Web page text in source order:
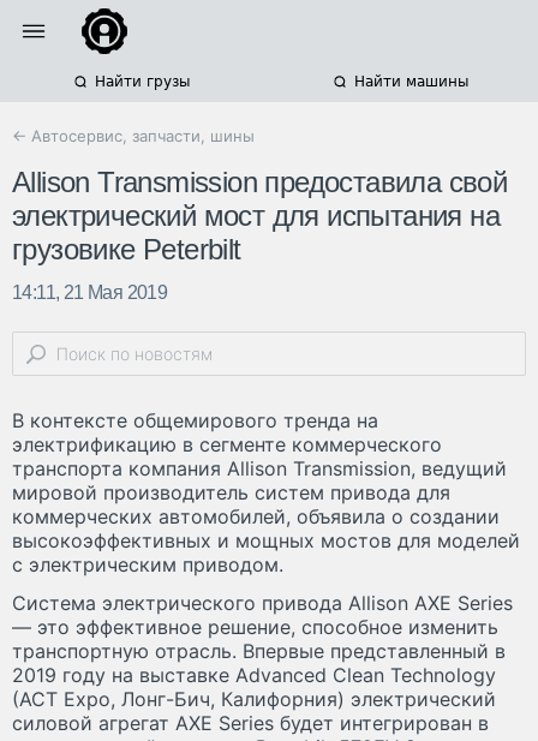
Найти грузы Найти машины
← Автосервис, запчасти, шины
Allison Transmission предоставила свой
электрический мост для испытания на
грузовике Peterbilt
14:11, 21 Мая 2019
В контексте общемирового тренда на
электрификацию в сегменте коммерческого
транспорта компания Allison Transmission, ведущий
мировой производитель систем привода для
коммерческих автомобилей, объявила о создании
высокоэффективных и мощных мостов для моделей
с электрическим приводом.
Система электрического привода Allison AXE Series
— это эффективное решение, способное изменить
транспортную отрасль. Впервые представленный в
2019 году на выставке Advanced Clean Technology
(ACT Expo, Лонг-Бич, Калифорния) электрический
силовой агрегат AXE Series будет интегрирован в